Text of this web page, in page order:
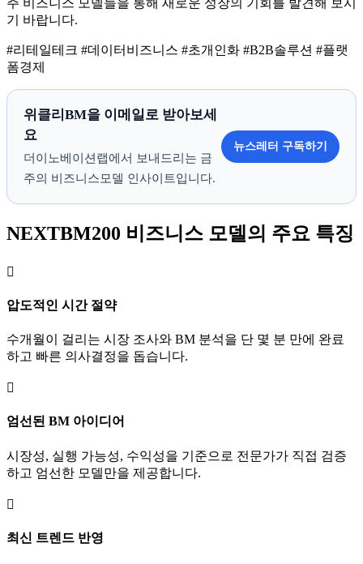
기 바랍니다.
#리테일테크 #데이터비즈니스 #초개인화 #B2B솔루션 #플랫
폼경제
위클리BM을 이메일로 받아보세
요
더이노베이션랩에서 보내드리는 금
주의 비즈니스모델 인사이트입니다.
뉴스레터 구독하기
NEXTBM200 비즈니스 모델의 주요 특징

압도적인 시간 절약
수개월이 걸리는 시장 조사와 BM 분석을 단 몇 분 만에 완료
하고 빠른 의사결정을 돕습니다.

엄선된 BM 아이디어
시장성, 실행 가능성, 수익성을 기준으로 전문가가 직접 검증
하고 엄선한 모델만을 제공합니다.

최신 트렌드 반영